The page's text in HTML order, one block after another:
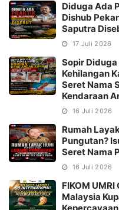
Diduga Ada
Dishub
Saputra
17 Juli 2026
Sopir Diduga
Kehilangan
Seret Nama
Kendaraan
16 Juli 2026
Rumah
Pungutan?
Seret Nama
16 Juli 2026
FIKOM
Malaysia